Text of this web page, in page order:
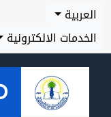
العربية
الخدمات الالكترونية